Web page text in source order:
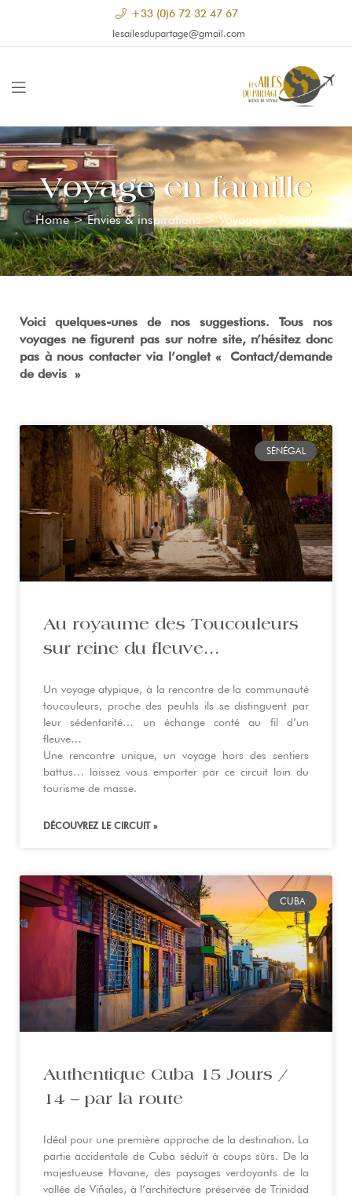
+33 (0)6 72 32 47 67
lesailesdupartage@gmail.com
Voyage en famille
Home>Envies & inspirations >Voyage en famille
Voici quelques-unes de nos suggestions. Tous nos
voyages ne figurent pas sur notre site, n’hésitez donc
pas à nous contacter via l’onglet « Contact/demande
de devis »
SÉNÉGAL
Au royaume des Toucouleurs
sur reine du fleuve…
Un voyage atypique, à la rencontre de la communauté
toucouleurs, proche des peuhls ils se distinguent par
leur sédentarité… un échange conté au fil d’un
fleuve…
Une rencontre unique, un voyage hors des sentiers
battus… laissez vous emporter par ce circuit loin du
tourisme de masse.
DÉCOUVREZ LE CIRCUIT »
CUBA
Authentique Cuba 15 Jours /
14 – par la route
Idéal pour une première approche de la destination. La
partie accidentale de Cuba séduit à coups sûrs. De la
majestueuse Havane, des paysages verdoyants de la
vallée de Viñales, à l’architecture préservée de Trinidad